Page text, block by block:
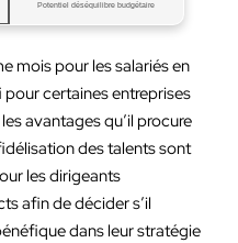
Potentiel déséquilibre budgétaire
mois pour les salariés en
certaines entreprises
avantages qu’il procure
des talents sont
les dirigeants
afin de décider s’il
dans leur stratégie